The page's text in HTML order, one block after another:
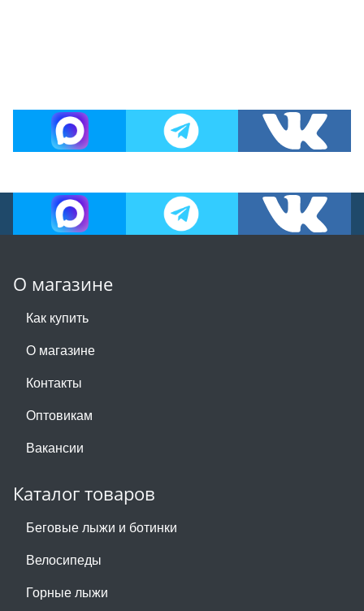
О магазине
Как купить
О магазине
Контакты
Оптовикам
Вакансии
Каталог товаров
Беговые лыжи и ботинки
Велосипеды
Горные лыжи